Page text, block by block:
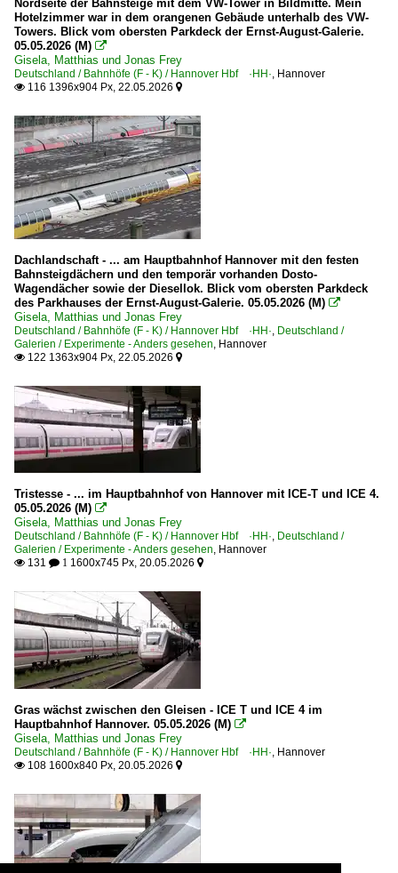
Nordseite der Bahnsteige mit dem VW-Tower in Bildmitte. Mein
Hotelzimmer war in dem orangenen Gebäude unterhalb des VW-
Towers. Blick vom obersten Parkdeck der Ernst-August-Galerie.
05.05.2026 (M) 
Gisela, Matthias und Jonas Frey
Deutschland / Bahnhöfe (F - K) / Hannover Hbf ·HH· Hannover
 116 1396x904 Px, 22.05.2026 
Dachlandschaft - ... am Hauptbahnhof Hannover mit den festen
Bahnsteigdächern und den temporär vorhanden Dosto-
Wagendächer sowie der Diesellok. Blick vom obersten Parkdeck
des Parkhauses der Ernst-August-Galerie. 05.05.2026 (M) 
Gisela, Matthias und Jonas Frey
Deutschland / Bahnhöfe (F - K) / Hannover Hbf ·HH· Deutschland /
Galerien / Experimente - Anders gesehen Hannover
 122 1363x904 Px, 22.05.2026 
Tristesse - ... im Hauptbahnhof von Hannover mit ICE-T und ICE 4.
05.05.2026 (M) 
Gisela, Matthias und Jonas Frey
Deutschland / Bahnhöfe (F - K) / Hannover Hbf ·HH· Deutschland /
Galerien / Experimente - Anders gesehen Hannover
 131  1 1600x745 Px, 20.05.2026 
Gras wächst zwischen den Gleisen - ICE T und ICE 4 im
Hauptbahnhof Hannover. 05.05.2026 (M) 
Gisela, Matthias und Jonas Frey
Deutschland / Bahnhöfe (F - K) / Hannover Hbf ·HH· Hannover
 108 1600x840 Px, 20.05.2026 